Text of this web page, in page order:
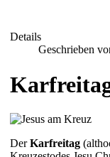
Details
Geschrieben
DerKarfreitag